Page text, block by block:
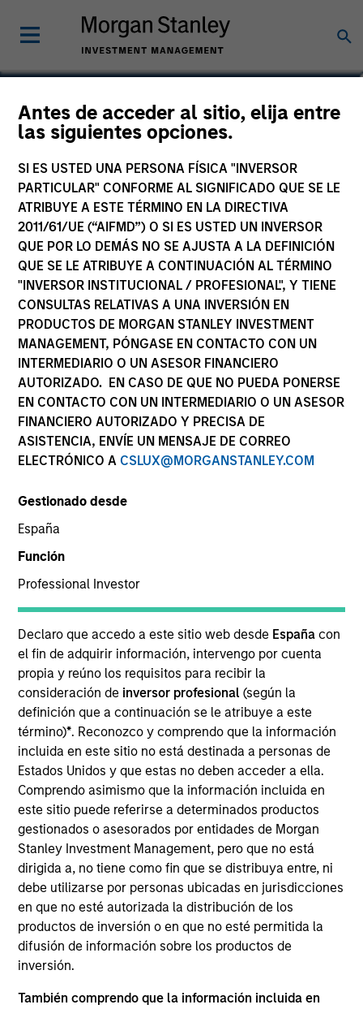
Antes de acceder al sitio, elija entre
las siguientes opciones.
SI ES USTED UNA PERSONA FÍSICA "INVERSOR
PARTICULAR" CONFORME AL SIGNIFICADO QUE SE LE
ATRIBUYE A ESTE TÉRMINO EN LA DIRECTIVA
2011/61/UE (“AIFMD”) O SI ES USTED UN INVERSOR
QUE POR LO DEMÁS NO SE AJUSTA A LA DEFINICIÓN
QUE SE LE ATRIBUYE A CONTINUACIÓN AL TÉRMINO
"INVERSOR INSTITUCIONAL / PROFESIONAL", Y TIENE
CONSULTAS RELATIVAS A UNA INVERSIÓN EN
PRODUCTOS DE MORGAN STANLEY INVESTMENT
MANAGEMENT, PÓNGASE EN CONTACTO CON UN
INTERMEDIARIO O UN ASESOR FINANCIERO
AUTORIZADO. EN CASO DE QUE NO PUEDA PONERSE
EN CONTACTO CON UN INTERMEDIARIO O UN ASESOR
FINANCIERO AUTORIZADO Y PRECISA DE
ASISTENCIA, ENVÍE UN MENSAJE DE CORREO
ELECTRÓNICO A CSLUX@MORGANSTANLEY.COM
Gestionado desde
España
Función
Professional Investor
Declaro que accedo a este sitio web desde España con
el fin de adquirir información, intervengo por cuenta
propia y reúno los requisitos para recibir la
consideración de inversor profesional(según la
definición que a continuación se le atribuye a este
término)*. Reconozco y comprendo que la información
incluida en este sitio no está destinada a personas de
Estados Unidos y que estas no deben acceder a ella.
Comprendo asimismo que la información incluida en
este sitio puede referirse a determinados productos
gestionados o asesorados por entidades de Morgan
Stanley Investment Management, pero que no está
dirigida a, no tiene como fin que se distribuya entre, ni
debe utilizarse por personas ubicadas en jurisdicciones
en que no esté autorizada la distribución de los
productos de inversión o en que no esté permitida la
difusión de información sobre los productos de
inversión.
También comprendo que la información incluida en
Michael Occi
Chief Executive Officer for Direct
20 Years
EQUIPO
North America Private Credit
Mr. Occi is a Managing Director of Morgan Stanley
and a member of the Morgan Stanley Private Credit
Team, where he serves as the Chief Executive
Officer for Direct Lending and a member of the
Investment Committee. Mr. Occi joined Morgan
Stanley in 2006 and has also held a variety of roles
across Global Capital Markets and Investment
Banking, with a focus on covering financial services
clients. Prior to joining Morgan Stanley Investment
Management in 2022, Mr. Occi was Head of
Financial Institutions Equity Capital Markets.
Michael graduated magna cum laude from
Georgetown University, with a BA in Finance and
Accounting.